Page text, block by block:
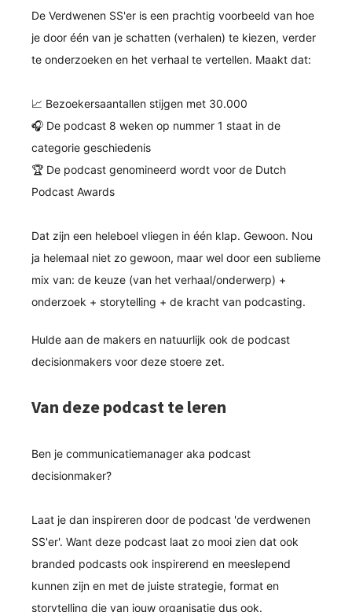
De Verdwenen SS'er is een prachtig voorbeeld van hoe
je door één van je schatten (verhalen) te kiezen, verder
te onderzoeken en het verhaal te vertellen. Maakt dat:
📈 Bezoekersaantallen stijgen met 30.000
🎧 De podcast 8 weken op nummer 1 staat in de
categorie geschiedenis
🏆 De podcast genomineerd wordt voor de Dutch
Podcast Awards
Dat zijn een heleboel vliegen in één klap. Gewoon. Nou
ja helemaal niet zo gewoon, maar wel door een sublieme
mix van: de keuze (van het verhaal/onderwerp) +
onderzoek + storytelling + de kracht van podcasting.
Hulde aan de makers en natuurlijk ook de podcast
decisionmakers voor deze stoere zet.
Van deze podcast te leren
Ben je communicatiemanager aka podcast
decisionmaker?
Laat je dan inspireren door de podcast 'de verdwenen
SS'er'. Want deze podcast laat zo mooi zien dat ook
branded podcasts ook inspirerend en meeslepend
kunnen zijn en met de juiste strategie, format en
storytelling die van jouw organisatie dus ook.
Hierdoor
website-